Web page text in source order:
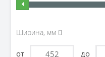
Ширина, мм
от до